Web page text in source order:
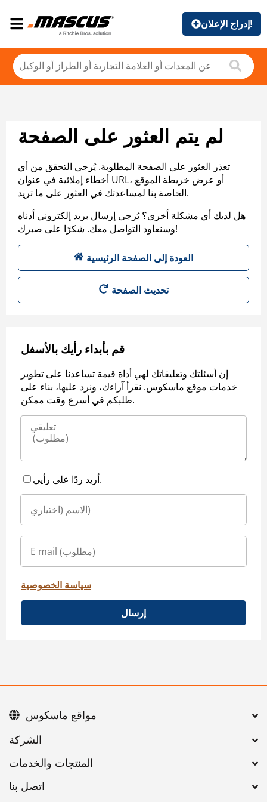
إدراج الإعلان!
لم يتم العثور على الصفحة
تعذر العثور على الصفحة المطلوبة. يُرجى التحقق من أي
أخطاء إملائية في عنوان URL، أو عرض خريطة الموقع
الخاصة بنا لمساعدتك في العثور على ما تريد.
هل لديك أي مشكلة أخرى؟ يُرجى إرسال بريد إلكتروني أدناه
وسنعاود التواصل معك. شكرًا على صبرك!
العودة إلى الصفحة الرئيسية
تحديث الصفحة
قم بأبداء رأيك بالأسفل
إن أسئلتك وتعليقاتك لهي أداة قيمة تساعدنا على تطوير
خدمات موقع ماسكوس. نقرأ آراءك، ونرد عليها، بناء على
طلبكم في أسرع وقت ممكن.
أريد ردًا على رأيي.
سياسة الخصوصية
إرسال
اتصل بنا
مواقع ماسكوس